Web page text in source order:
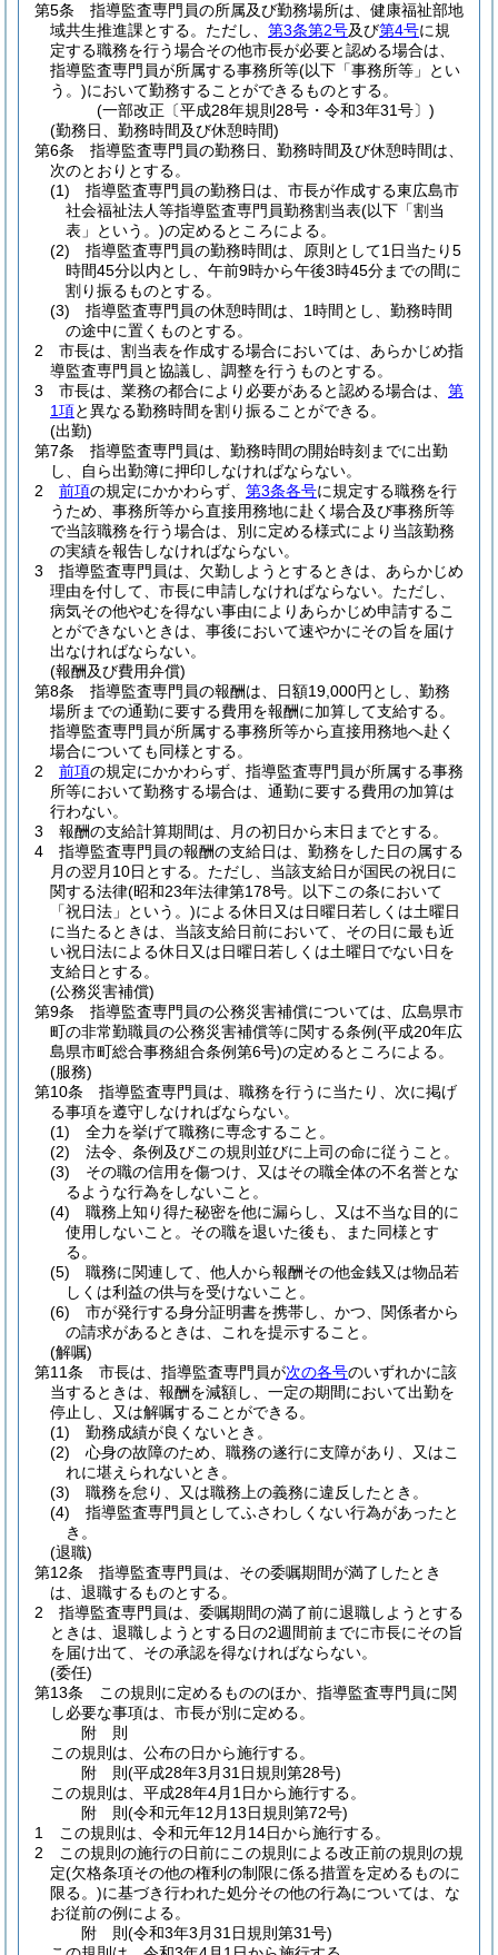
第5条
指導監査専門員の所属及び勤務場所は、健康福祉部地
域共生推進課とする。 ただし、 第3条第2号及び第4号に規
定する職務を行う場合その他市長が必要と認める場合は、
指導監査専門員が所属する事務所等(以下「事務所等」とい
う。)において勤務することができるものとする。
(一部改正〔平成28年規則28号・令和3年31号〕)
(勤務日、勤務時間及び休憩時間)
第6条
指導監査専門員の勤務日、勤務時間及び休憩時間は、
次のとおりとする。
(1)
指導監査専門員の勤務日は、市長が作成する東広島市
社会福祉法人等指導監査専門員勤務割当表(以下「割当
表」という。)の定めるところによる。
(2)
指導監査専門員の勤務時間は、原則として1日当たり5
時間45分以内とし、午前9時から午後3時45分までの間に
割り振るものとする。
(3)
指導監査専門員の休憩時間は、1時間とし、勤務時間
の途中に置くものとする。
2
市長は、割当表を作成する場合においては、あらかじめ指
導監査専門員と協議し、調整を行うものとする。
3
市長は、業務の都合により必要があると認める場合は、 第
1項と異なる勤務時間を割り振ることができる。
(出勤)
第7条
指導監査専門員は、勤務時間の開始時刻までに出勤
し、自ら出勤簿に押印しなければならない。
2
前項の規定にかかわらず、 第3条各号に規定する職務を行
うため、事務所等から直接用務地に赴く場合及び事務所等
で当該職務を行う場合は、別に定める様式により当該勤務
の実績を報告しなければならない。
3
指導監査専門員は、欠勤しようとするときは、あらかじめ
理由を付して、市長に申請しなければならない。 ただし、
病気その他やむを得ない事由によりあらかじめ申請するこ
とができないときは、事後において速やかにその旨を届け
出なければならない。
(報酬及び費用弁償)
第8条
指導監査専門員の報酬は、日額19,000円とし、勤務
場所までの通勤に要する費用を報酬に加算して支給する。
指導監査専門員が所属する事務所等から直接用務地へ赴く
場合についても同様とする。
2
前項の規定にかかわらず、指導監査専門員が所属する事務
所等において勤務する場合は、通勤に要する費用の加算は
行わない。
3
報酬の支給計算期間は、月の初日から末日までとする。
4
指導監査専門員の報酬の支給日は、勤務をした日の属する
月の翌月10日とする。 ただし、当該支給日が国民の祝日に
関する法律(昭和23年法律第178号。以下この条において
「祝日法」という。)による休日又は日曜日若しくは土曜日
に当たるときは、当該支給日前において、その日に最も近
い祝日法による休日又は日曜日若しくは土曜日でない日を
支給日とする。
(公務災害補償)
第9条
指導監査専門員の公務災害補償については、広島県市
町の非常勤職員の公務災害補償等に関する条例(平成20年広
島県市町総合事務組合条例第6号)の定めるところによる。
(服務)
第10条
指導監査専門員は、職務を行うに当たり、次に掲げ
る事項を遵守しなければならない。
(1)
全力を挙げて職務に専念すること。
(2)
法令、条例及びこの規則並びに上司の命に従うこと。
(3)
その職の信用を傷つけ、又はその職全体の不名誉とな
るような行為をしないこと。
(4)
職務上知り得た秘密を他に漏らし、又は不当な目的に
使用しないこと。 その職を退いた後も、また同様とす
る。
(5)
職務に関連して、他人から報酬その他金銭又は物品若
しくは利益の供与を受けないこと。
(6)
市が発行する身分証明書を携帯し、かつ、関係者から
の請求があるときは、これを提示すること。
(解嘱)
第11条
市長は、指導監査専門員が次の各号のいずれかに該
当するときは、報酬を減額し、一定の期間において出勤を
停止し、又は解嘱することができる。
(1)
勤務成績が良くないとき。
(2)
心身の故障のため、職務の遂行に支障があり、又はこ
れに堪えられないとき。
(3)
職務を怠り、又は職務上の義務に違反したとき。
(4)
指導監査専門員としてふさわしくない行為があったと
き。
(退職)
第12条
指導監査専門員は、その委嘱期間が満了したとき
は、退職するものとする。
2
指導監査専門員は、委嘱期間の満了前に退職しようとする
ときは、退職しようとする日の2週間前までに市長にその旨
を届け出て、その承認を得なければならない。
(委任)
第13条
この規則に定めるもののほか、指導監査専門員に関
し必要な事項は、市長が別に定める。
附 則
この規則は、公布の日から施行する。
附 則(平成28年3月31日規則第28号)
この規則は、平成28年4月1日から施行する。
附 則(令和元年12月13日規則第72号)
1
この規則は、令和元年12月14日から施行する。
2
この規則の施行の日前にこの規則による改正前の規則の規
定(欠格条項その他の権利の制限に係る措置を定めるものに
限る。)に基づき行われた処分その他の行為については、な
お従前の例による。
附 則(令和3年3月31日規則第31号)